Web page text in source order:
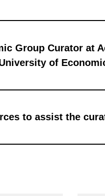
Group Curator at
of
to assist the